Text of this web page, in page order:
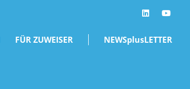
LinkedIn
FÜR ZUWEISER NEWSplusLETTER